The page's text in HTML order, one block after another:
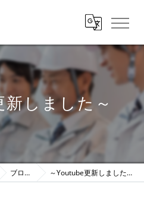
新しました～
ブログ ～Youtube更新しました～